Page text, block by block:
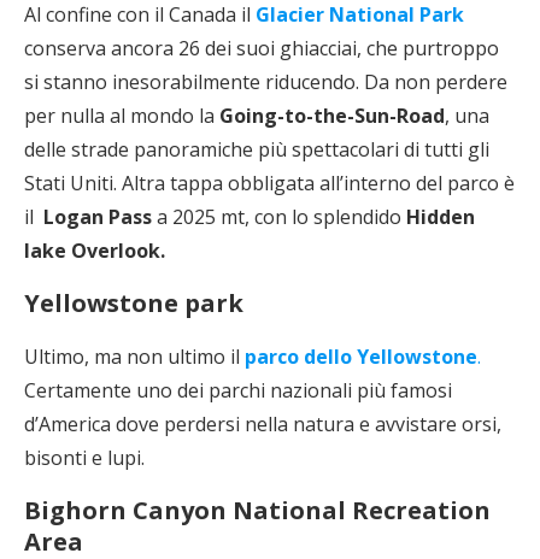
Al confine con il Canada il Glacier National Park
conserva ancora 26 dei suoi ghiacciai, che purtroppo
si stanno inesorabilmente riducendo. Da non perdere
per nulla al mondo la Going-to-the-Sun-Road, una
delle strade panoramiche più spettacolari di tutti gli
Stati Uniti. Altra tappa obbligata all’interno del parco è
il Logan Passa 2025 mt, con lo splendido Hidden
lake Overlook.
Yellowstone park
Ultimo, ma non ultimo il parco dello Yellowstone.
Certamente uno dei parchi nazionali più famosi
d’America dove perdersi nella natura e avvistare orsi,
bisonti e lupi.
Bighorn Canyon National Recreation
Area